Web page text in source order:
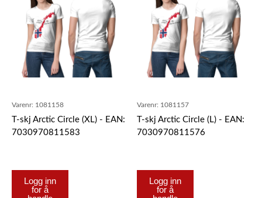
Varenr: 1081158
T-skj Arctic Circle (XL) - EAN:
7030970811583
Logg inn
for å
Varenr: 1081157
T-skj Arctic Circle (L) - EAN:
7030970811576
Logg inn
for å